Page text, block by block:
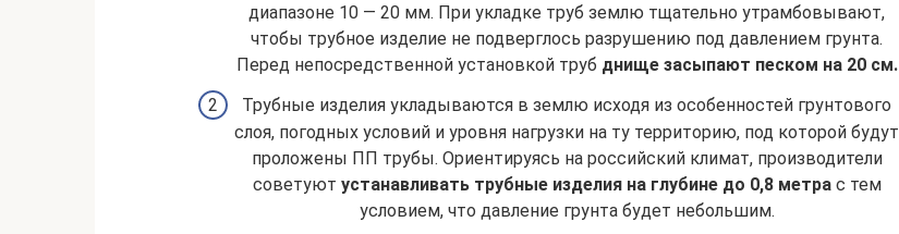
диапазоне 10 — 20 мм. При укладке труб землю тщательно утрамбовывают,
чтобы трубное изделие не подверглось разрушению под давлением грунта.
Перед непосредственной установкой труб днище засыпают песком на 20 см.
Трубные изделия укладываются в землю исходя из особенностей грунтового
слоя, погодных условий и уровня нагрузки на ту территорию, под которой будут
проложены ПП трубы. Ориентируясь на российский климат, производители
советуют устанавливать трубные изделия на глубине до 0,8 метрас тем
условием, что давление грунта будет небольшим.